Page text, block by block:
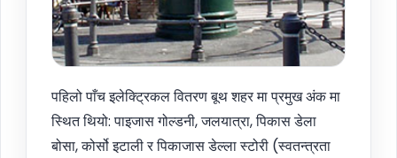
पहिलो पाँच इलेक्ट्रिकल वितरण बूथ शहर मा प्रमुख अंक मा
स्थित थियो: पाइजास गोल्डनी, जलयात्रा, पिकास डेला
बोसा, कोर्सो इटाली र पिकाजास डेल्ला स्टोरी (स्वतन्त्रता